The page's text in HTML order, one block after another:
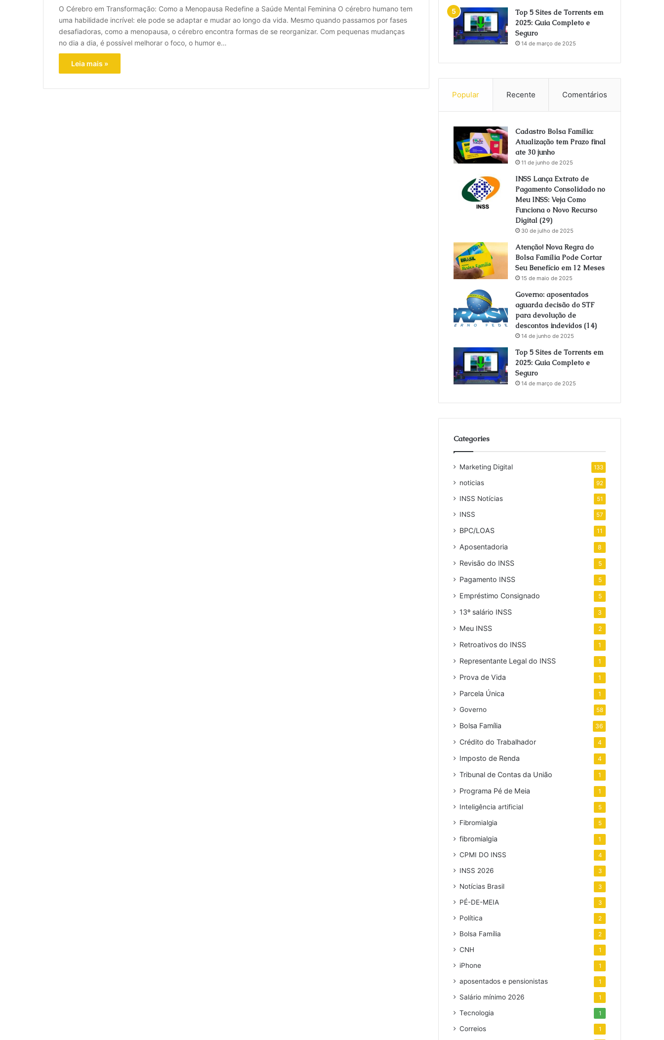
O Cérebro em Transformação: Como a Menopausa Redefine a Saúde Mental Feminina O cérebro humano tem
uma habilidade incrível: ele pode se adaptar e mudar ao longo da vida. Mesmo quando passamos por fases
desafiadoras, como a menopausa, o cérebro encontra formas de se reorganizar. Com pequenas mudanças
no dia a dia, é possível melhorar o foco, o humor e…
Leia mais »
Top 5 Sites de Torrents em
2025: Guia Completo e
Seguro
14 de março de 2025
Popular Recente Comentários
Cadastro Bolsa Família:
Atualização tem Prazo final
ate 30 junho
11 de junho de 2025
INSS Lança Extrato de
Pagamento Consolidado no
Meu INSS: Veja Como
Funciona o Novo Recurso
Digital (29)
30 de julho de 2025
Atenção! Nova Regra do
Bolsa Família Pode Cortar
Seu Benefício em 12 Meses
15 de maio de 2025
Governo: aposentados
aguarda decisão do STF
para devolução de
descontos indevidos (14)
14 de junho de 2025
Top 5 Sites de Torrents em
2025: Guia Completo e
Seguro
14 de março de 2025
Categories
Marketing Digital 133
noticias 92
INSS Notícias 51
INSS 57
BPC/LOAS 11
Aposentadoria 8
Revisão do INSS 5
Pagamento INSS 5
Empréstimo Consignado 5
13º salário INSS 3
Meu INSS 2
Retroativos do INSS 1
Representante Legal do INSS 1
Prova de Vida 1
Parcela Única 1
Governo 58
Bolsa Família 36
Crédito do Trabalhador 4
Imposto de Renda 4
Tribunal de Contas da União 1
Programa Pé de Meia 1
Inteligência artificial 5
Fibromialgia 5
fibromialgia 1
CPMI DO INSS 4
INSS 2026 3
Notícias Brasil 3
PÉ-DE-MEIA 3
Política 2
Bolsa Família 2
CNH 1
iPhone 1
aposentados e pensionistas 1
Salário mínimo 2026 1
Tecnologia 1
Correios 1